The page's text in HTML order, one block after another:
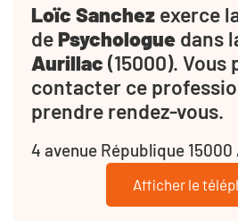
Loïc Sanchez exerce
dePsychologue dans
Aurillac (15000). Vous
contacter ce
prendre rendez-vous.
4 avenue République 15000
Afficher le